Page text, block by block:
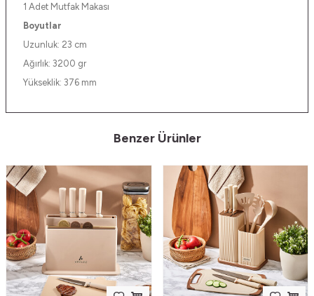
1 Adet Mutfak Makası
Boyutlar
Uzunluk: 23 cm
Ağırlık: 3200 gr
Yükseklik: 376 mm
Benzer Ürünler